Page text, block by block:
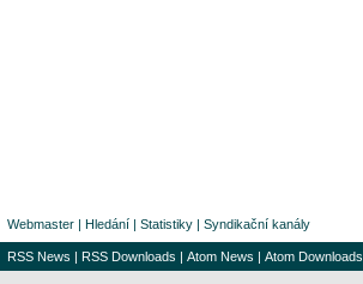
Webmaster | Hledání | Statistiky | Syndikační kanály
RSS News | RSS Downloads | Atom News | Atom Downloads